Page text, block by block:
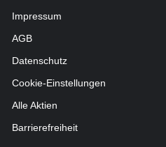
Impressum
AGB
Datenschutz
Cookie-Einstellungen
Alle Aktien
Barrierefreiheit